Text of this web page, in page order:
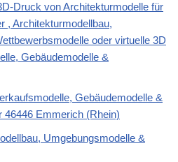
Druck von Architekturmodelle für
, Architekturmodellbau,
oder virtuelle 3D
Gebäudemodelle &
Gebäudemodelle &
46446 Emmerich (Rhein)
Umgebungsmodelle &